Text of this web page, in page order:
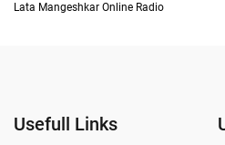
Lata Mangeshkar Online Radio
Usefull Links